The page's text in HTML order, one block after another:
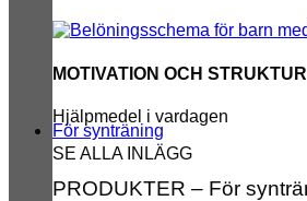
MOTIVATION OCH STRUKTUR
Hjälpmedel i vardagen
SE ALLA INLÄGG
För synträning
PRODUKTER – För